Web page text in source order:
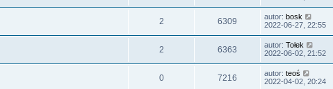
2 6309 autor: bosk
2022-06-27, 22:55
2 6363 autor: Tołek
2022-06-02, 21:52
0 7216 autor: teoś
2022-04-02, 20:24